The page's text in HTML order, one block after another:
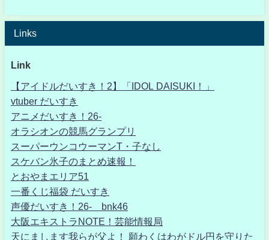
Links
Link
【アイドルだいすき！2】「IDOL DAISUKI！」
vtuber だいすき
アニメだいすき！26-
オラシオンの競馬グランプリ
スーパーウンコウーマンT・子なし
スケバン氷子のまとめ速報！
とおやまエリア51
一番くじ福袋 だいすき
声優だいすき！26- bnk46
大阪エキストラNOTE！芸能情報局
天にまします我らが父よ！ 願わくはわがドル円を守りた